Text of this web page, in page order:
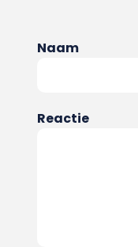
Naam
Reactie